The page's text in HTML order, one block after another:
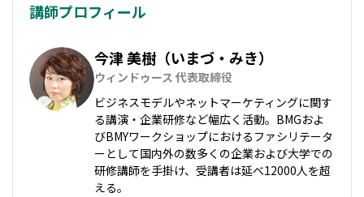
講師プロフィール
今津 美樹（いまづ・みき）
ウィンドゥース 代表取締役
ビジネスモデルやネットマーケティングに関す
る講演・企業研修など幅広く活動。BMGおよ
びBMYワークショップにおけるファシリテータ
ーとして国内外の数多くの企業および大学での
研修講師を手掛け、受講者は延べ12000人を超
える。